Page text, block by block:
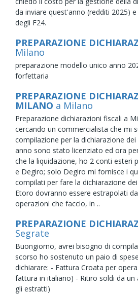
da inviare quest'anno (redditi 2025)
degli F24.
PREPARAZIONE
Milano
preparazione modello unico anno
forfettaria
PREPARAZIONE
MILANO a Milano
Preparazione dichiarazioni fiscali a
cercando un commercialista che mi
compilazione per la dichiarazione
anno sono stato licenziato ed ora
che la liquidazione, ho 2 conti esteri
e Degiro; solo Degiro mi fornisce i
compilati per fare la dichiarazione
Etoro dovranno essere estrapolati
operazioni che faccio, in ..
PREPARAZIONE
Segrate
Buongiorno, avrei bisogno di
scorso ho sostenuto un paio di
dichiarare: - Fattura Croata per
fattura in italiano) - Ritiro soldi da
gli estratti)